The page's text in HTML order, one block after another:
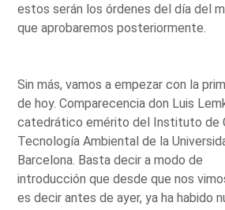
estos serán los órdenes del día del
que aprobaremos posteriormente.
Sin más, vamos a empezar con la
de hoy. Comparecencia don Luis
catedrático emérito del Instituto de
Tecnología Ambiental de la
Barcelona. Basta decir a modo de
introducción que desde que nos
es decir antes de ayer, ya ha habido